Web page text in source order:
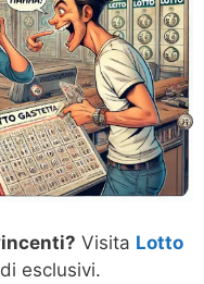
Visita Lotto
esclusivi.